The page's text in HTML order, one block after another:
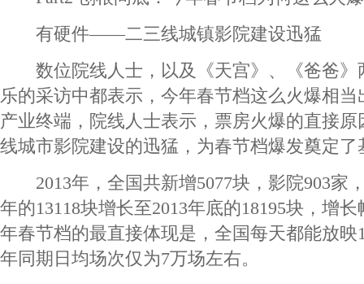
有硬件——二三线城镇影院建设迅猛
数位院线人士，以及《天宫》、《爸爸》
乐的采访中都表示，今年春节档这么火爆相
产业终端，院线人士表示，票房火爆的直接
线城市影院建设的迅猛，为春节档爆发奠定了
2013年，全国共新增5077块，影院903家
年的13118块增长至2013年底的18195块，增
年春节档的最直接体现是，全国每天都能放映
年同期日均场次仅为7万场左右。